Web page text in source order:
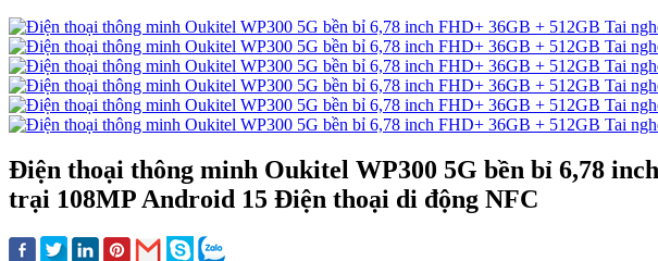
Điện thoại thông minh Oukitel WP300 5G bền bỉ 6,78
trại 108MP Android 15 Điện thoại di động NFC